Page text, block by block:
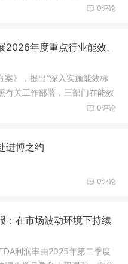
0评论
年度重点行业能效、
案》，提出“深入实施能效标
有关工作部署，三部门在能效
跑者推荐工作，并将电解0评论
进博之约
0评论
：在市场波动环境下持续
利润率由2025年第二季度